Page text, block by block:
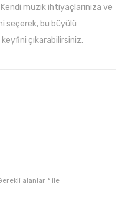
müzik ihtiyaçlarınıza ve
seçerek, bu büyülü
çıkarabilirsiniz.
alanlar * ile